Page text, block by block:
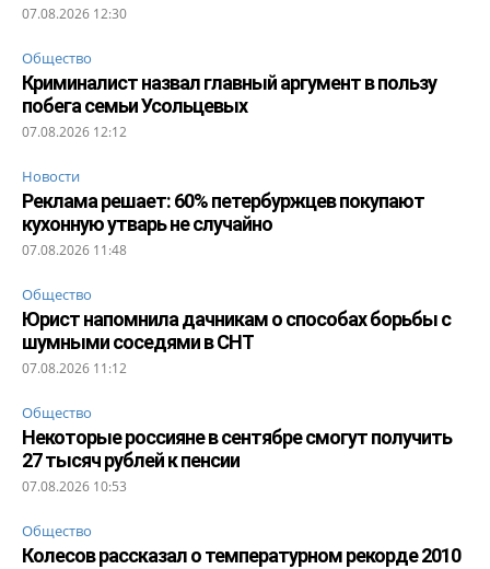
07.08.2026 12:30
Общество
Криминалист назвал главный аргумент в пользу
побега семьи Усольцевых
07.08.2026 12:12
Новости
Реклама решает: 60% петербуржцев покупают
кухонную утварь не случайно
07.08.2026 11:48
Общество
Юрист напомнила дачникам о способах борьбы с
шумными соседями в СНТ
07.08.2026 11:12
Общество
Некоторые россияне в сентябре смогут получить
27 тысяч рублей к пенсии
07.08.2026 10:53
Общество
Колесов рассказал о температурном рекорде 2010